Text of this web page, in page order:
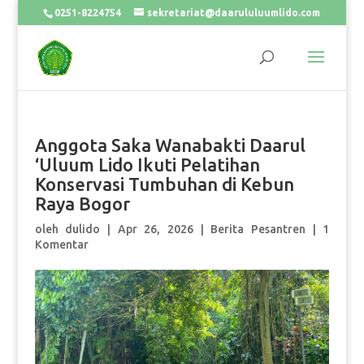
0251-8224754 sekretariat@daarululuumlido.com
Anggota Saka Wanabakti Daarul
‘Uluum Lido Ikuti Pelatihan
Konservasi Tumbuhan di Kebun
Raya Bogor
oleh dulido Apr 26, 2026 Berita Pesantren
1
Komentar